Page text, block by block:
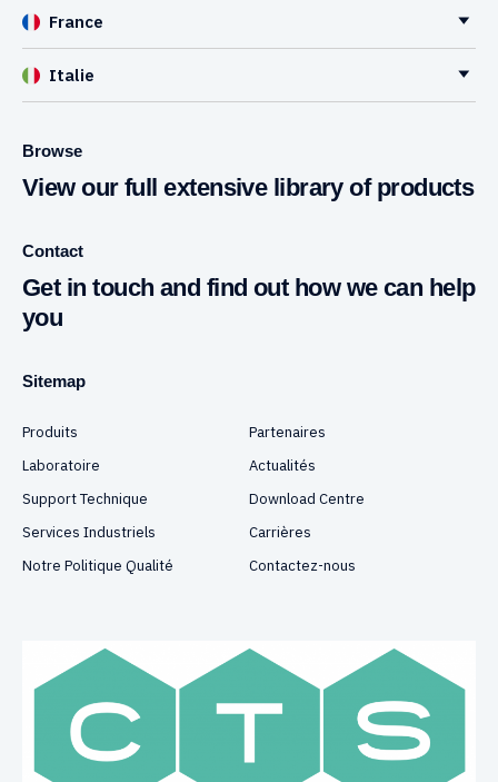
France
Italie
Browse
View our full extensive library of products
Contact
Get in touch and find out how we can help
you
Sitemap
Produits
Partenaires
Laboratoire
Actualités
Support Technique
Download Centre
Services Industriels
Carrières
Notre Politique Qualité
Contactez-nous